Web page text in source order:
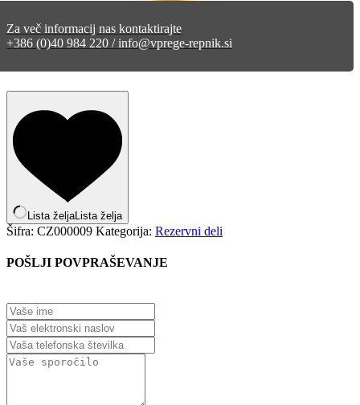
Za več informacij nas kontaktirajte
+386 (0)40 984 220 / info@vprege-repnik.si
Lista želja Lista želja
Šifra: CZ000009 Kategorija: Rezervni deli
POŠLJI POVPRAŠEVANJE